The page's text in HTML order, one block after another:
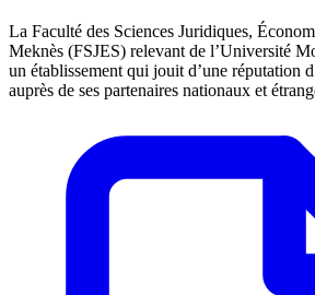
La Faculté des Sciences Juridiques,
Meknès (FSJES) relevant de l’Université
un établissement qui jouit d’une réputation
auprès de ses partenaires nationaux et